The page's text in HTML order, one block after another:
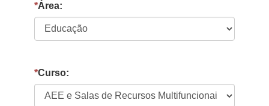
*Área:
*Curso: